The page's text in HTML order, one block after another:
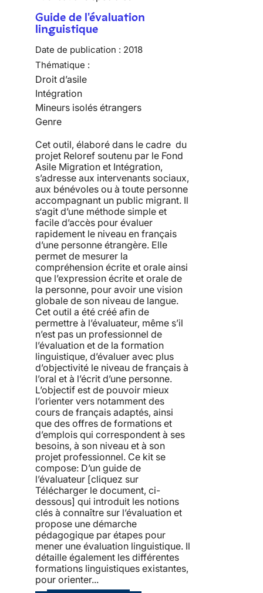
Guide de l'évaluation
linguistique
Date de publication : 2018
Thématique :
Droit d’asile
Intégration
Mineurs isolés étrangers
Genre
Cet outil, élaboré dans le cadre du
projet Reloref soutenu par le Fond
Asile Migration et Intégration,
s’adresse aux intervenants sociaux,
aux bénévoles ou à toute personne
accompagnant un public migrant. Il
s‘agit d’une méthode simple et
facile d’accès pour évaluer
rapidement le niveau en français
d’une personne étrangère. Elle
permet de mesurer la
compréhension écrite et orale ainsi
que l’expression écrite et orale de
la personne, pour avoir une vision
globale de son niveau de langue.
Cet outil a été créé afin de
permettre à l’évaluateur, même s’il
n’est pas un professionnel de
l’évaluation et de la formation
linguistique, d’évaluer avec plus
d’objectivité le niveau de français à
l’oral et à l’écrit d’une personne.
L’objectif est de pouvoir mieux
l’orienter vers notamment des
cours de français adaptés, ainsi
que des offres de formations et
d’emplois qui correspondent à ses
besoins, à son niveau et à son
projet professionnel. Ce kit se
compose: D’un guide de
l’évaluateur [cliquez sur
Télécharger le document, ci-
dessous] qui introduit les notions
clés à connaître sur l’évaluation et
propose une démarche
pédagogique par étapes pour
mener une évaluation linguistique. Il
détaille également les différentes
formations linguistiques existantes,
pour orienter...